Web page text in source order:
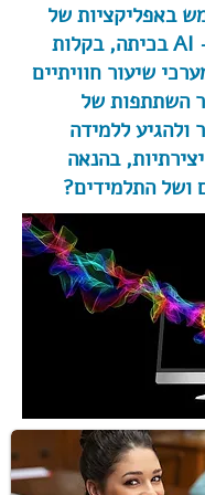
באפליקציות של
בינה מלאכותית - AI בכיתה, בקלות
שיעור חוויתיים
השתתפות של
ולהגיע ללמידה
בהנאה
ושל התלמידים?